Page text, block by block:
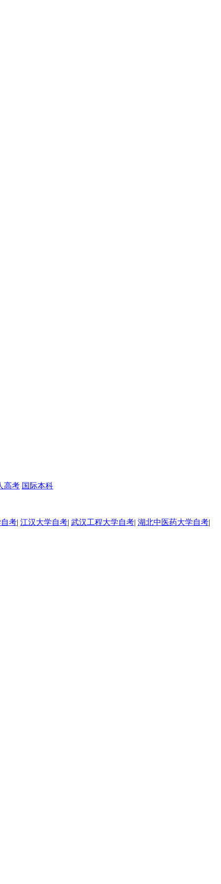
高考 国际本科
考| 江汉大学自考| 武汉工程大学自考| 湖北中医药大学自考|